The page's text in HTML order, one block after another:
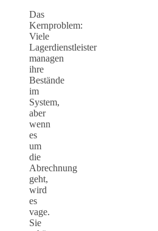
Das
Kernproblem:
Viele
Lagerdienstleister
managen
ihre
Bestände
im
System,
aber
wenn
es
um
die
Abrechnung
geht,
wird
es
vage.
Sie